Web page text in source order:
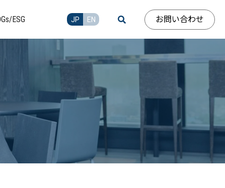
ESG JP EN お問い合わせ